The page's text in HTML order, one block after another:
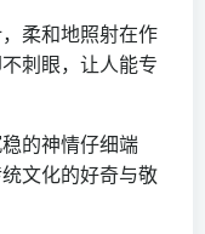
柔和地照射在作
刺眼，让人能专
的神情仔细端
文化的好奇与敬